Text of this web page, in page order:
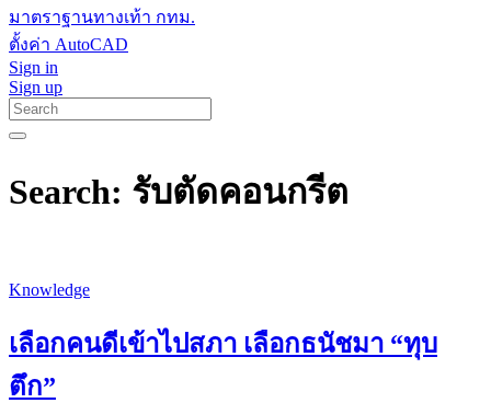
มาตราฐานทางเท้า กทม.
ตั้งค่า AutoCAD
Sign in
Sign up
Search: รับตัดคอนกรีต
Knowledge
เลือกคนดีเข้าไปสภา เลือกธนัชมา “ทุบ
ตึก”